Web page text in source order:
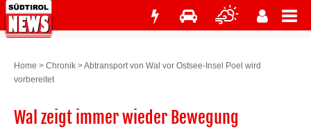
Home > Chronik >Abtransport von Wal vor Ostsee-Insel Poel wird
vorbereitet
Wal zeigt immer wieder Bewegung